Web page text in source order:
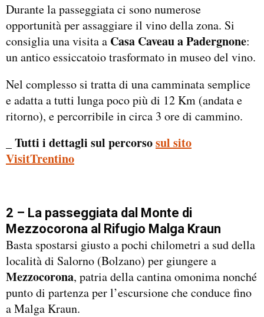
Durante la passeggiata ci sono numerose
opportunità per assaggiare il vino della zona. Si
consiglia una visita a Casa Caveau a Padergnone:
un antico essiccatoio trasformato in museo del vino.
Nel complesso si tratta di una camminata semplice
e adatta a tutti lunga poco più di 12 Km (andata e
ritorno), e percorribile in circa 3 ore di cammino.
_ Tutti i dettagli sul percorsosul sito
VisitTrentino
2 – La passeggiata dal Monte di
Mezzocorona al Rifugio Malga Kraun
Basta spostarsi giusto a pochi chilometri a sud della
località di Salorno (Bolzano) per giungere a
Mezzocorona, patria della cantina omonima nonché
punto di partenza per l’escursione che conduce fino
a Malga Kraun.